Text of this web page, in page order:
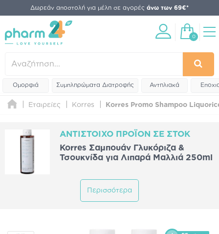
Δωρεάν αποστολή για μέλη σε αγορές άνω των 69€*
0
Ομορφιά Συμπληρώματα Διατροφής Αντηλιακά
Εταιρείες Korres Korres Promo Shampoo
ΑΝΤΊΣΤΟΙΧΟ ΠΡΟΪΌΝ ΣΕ ΣΤΟΚ
Korres Σαμπουάν Γλυκόριζα &
Τσουκνίδα για Λιπαρά Μαλλιά 250ml
Περισσότερα